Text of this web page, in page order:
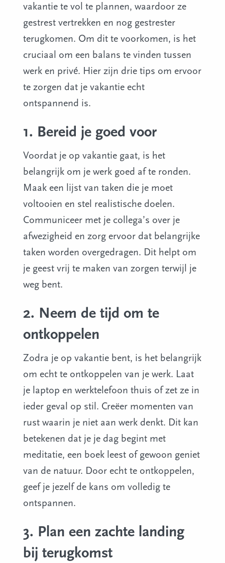
vakantie te vol te plannen, waardoor ze
gestrest vertrekken en nog gestrester
terugkomen. Om dit te voorkomen, is het
cruciaal om een balans te vinden tussen
werk en privé. Hier zijn drie tips om ervoor
te zorgen dat je vakantie echt
ontspannend is.
1. Bereid je goed voor
Voordat je op vakantie gaat, is het
belangrijk om je werk goed af te ronden.
Maak een lijst van taken die je moet
voltooien en stel realistische doelen.
Communiceer met je collega’s over je
afwezigheid en zorg ervoor dat belangrijke
taken worden overgedragen. Dit helpt om
je geest vrij te maken van zorgen terwijl je
weg bent.
2. Neem de tijd om te
ontkoppelen
Zodra je op vakantie bent, is het belangrijk
om echt te ontkoppelen van je werk. Laat
je laptop en werktelefoon thuis of zet ze in
ieder geval op stil. Creëer momenten van
rust waarin je niet aan werk denkt. Dit kan
betekenen dat je je dag begint met
meditatie, een boek leest of gewoon geniet
van de natuur. Door echt te ontkoppelen,
geef je jezelf de kans om volledig te
ontspannen.
3. Plan een zachte landing
bij terugkomst